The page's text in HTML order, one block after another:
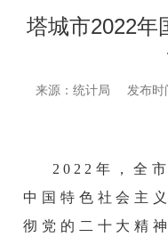
塔城市2022年
来源：统计局 发布时
2022年，全
中国特色社会主
彻党的二十大精